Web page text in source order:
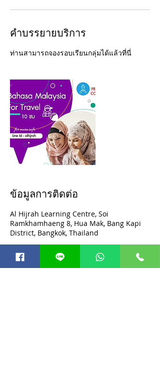
คำบรรยายบริการ
ท่านสามารถจองรอบเรียนกลุ่มได้แล้วที่นี่
ข้อมูลการติดต่อ
Al Hijrah Learning Centre, Soi
Ramkhamhaeng 8, Hua Mak, Bang Kapi
District, Bangkok, Thailand